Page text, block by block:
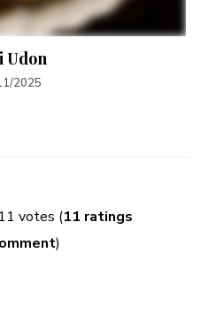
Udon
2025
votes (11 ratings
)